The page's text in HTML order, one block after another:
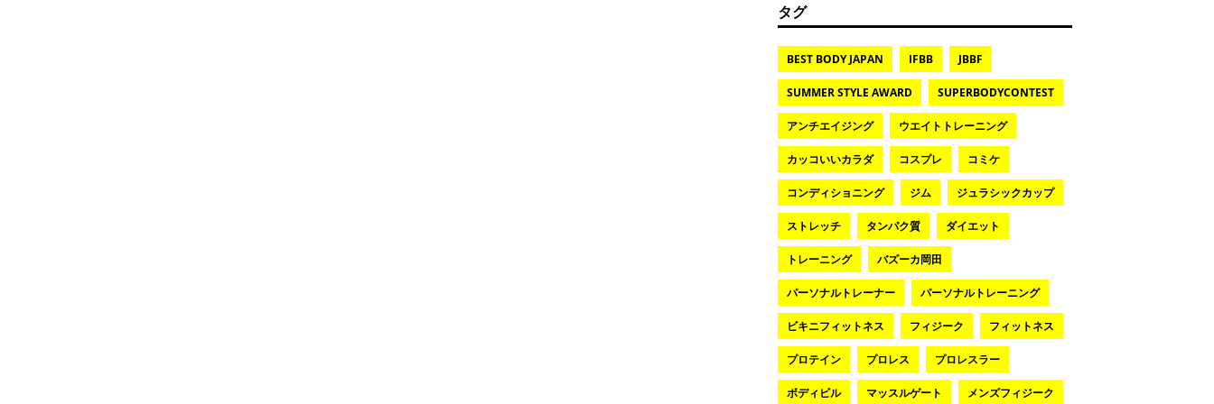
タグ
BEST BODY JAPAN IFBB JBBF
SUMMER STYLE AWARD SUPERBODYCONTEST
アンチエイジング ウエイトトレーニング
カッコいいカラダ コスプレ コミケ
コンディショニング ジム ジュラシックカップ
ストレッチ タンパク質 ダイエット
トレーニング バズーカ岡田
パーソナルトレーナー パーソナルトレーニング
ビキニフィットネス フィジーク フィットネス
プロテイン プロレス プロレスラー
ボディビル マッスルゲート メンズフィジーク